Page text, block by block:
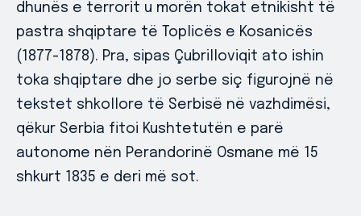
dhunës e terrorit u morën tokat etnikisht të
pastra shqiptare të Toplicës e Kosanicës
(1877-1878). Pra, sipas Çubrilloviqit ato ishin
toka shqiptare dhe jo serbe siç figurojnë në
tekstet shkollore të Serbisë në vazhdimësi,
qëkur Serbia fitoi Kushtetutën e parë
autonome nën Perandorinë Osmane më 15
shkurt 1835 e deri më sot.